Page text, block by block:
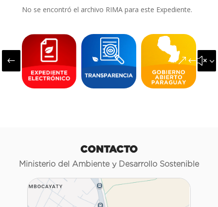
No se encontró el archivo RIMA para este Expediente.
#
CONTACTO
Ministerio del Ambiente y Desarrollo Sostenible